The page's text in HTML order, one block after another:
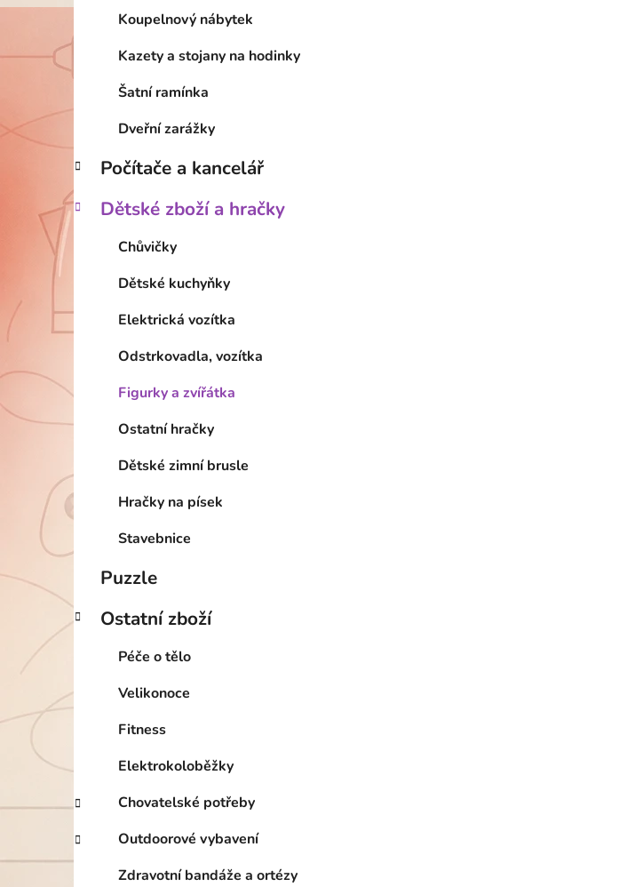
Koupelnový nábytek
Kazety a stojany na hodinky
Šatní ramínka
Dveřní zarážky
Počítače a kancelář
Dětské zboží a hračky
Chůvičky
Dětské kuchyňky
Elektrická vozítka
Odstrkovadla, vozítka
Figurky a zvířátka
Ostatní hračky
Dětské zimní brusle
Hračky na písek
Stavebnice
Puzzle
Ostatní zboží
Péče o tělo
Velikonoce
Fitness
Elektrokoloběžky
Chovatelské potřeby
Outdoorové vybavení
Zdravotní bandáže a ortézy